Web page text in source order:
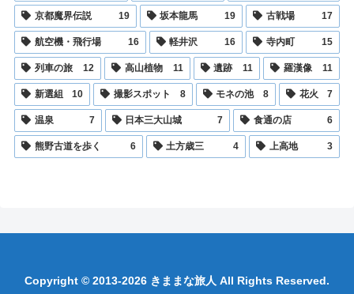
京都魔界伝説 19 坂本龍馬 19 古戦場 17
航空機・飛行場 16 軽井沢 16 寺内町 15
列車の旅 12 高山植物 11 遺跡 11 羅漢像 11
新選組 10 撮影スポット 8 モネの池 8 花火 7
温泉 7 日本三大山城 7 食通の店 6
熊野古道を歩く 6 土方歳三 4 上高地 3
Copyright © 2013-2026 きままな旅人 All Rights Reserved.